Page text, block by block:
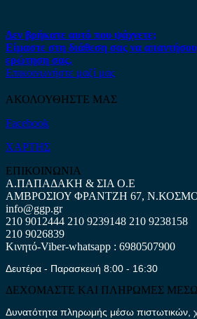
Δεν βρήκατε αυτό που ψάχνετε;
Είμαστε στη διάθεση σας να
ερώτηση σας.
Επικοινωνήστε μαζί μας
ΑΚΟΛΟΥΘΗΣΤΕ ΜΑΣ
Facebook
ΧΑΡΤΗΣ
ΕΠΙΚΟΙΝΩΝΙΑ
Α.ΠΑΠΑΔΑΚΗ & ΣΙΑ Ο.Ε
ΑΜΒΡΟΣΙΟΥ ΦΡΑΝΤΖΗ 67,
info@ggp.gr
210 9012444 210 9239148 210 9238158
210 9026839
Κινητό-Viber-whatsapp : 6980507900
Δευτέρα - Παρασκευή 8:00 - 16:30
ΔΕΧΟΜΑΣΤΕ ΚΑΙ ΠΛΗΡΩΜΕΣ
Δυνατότητα πληρωμής μέσω πιστωτικών,